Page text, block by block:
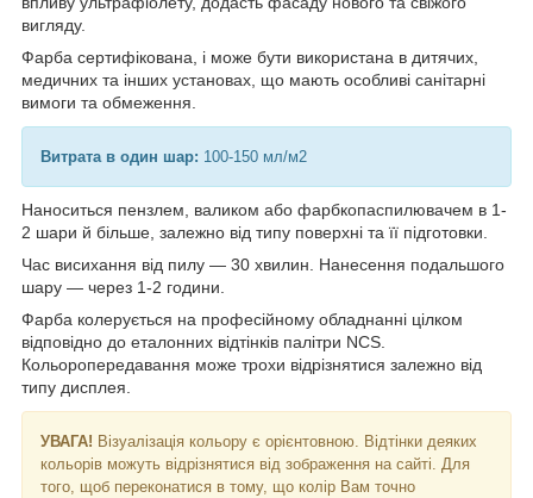
вигляду.
Фарба сертифікована, і може бути використана в дитячих,
медичних та інших установах, що мають особливі санітарні
вимоги та обмеження.
Витрата в один шар: 100-150 мл/м2
Наноситься пензлем, валиком або фарбкопаспилювачем в 1-
2 шари й більше, залежно від типу поверхні та її підготовки.
Час висихання від пилу — 30 хвилин. Нанесення подальшого
шару — через 1-2 години.
Фарба колерується на професійному обладнанні цілком
відповідно до еталонних відтінків палітри NCS.
Кольоропередавання може трохи відрізнятися залежно від
типу дисплея.
УВАГА! Візуалізація кольору є орієнтовною. Відтінки деяких
кольорів можуть відрізнятися від зображення на сайті. Для
того, щоб переконатися в тому, що колір Вам точно